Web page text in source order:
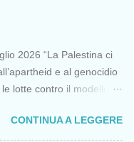
XV secolo Venezia
fondamentale nei
ruolo che si
2026 “La Palestina ci
e al genocidio
lotte contro il modello
il Mausoleo di Yasser
CONTINUA A LEGGERE